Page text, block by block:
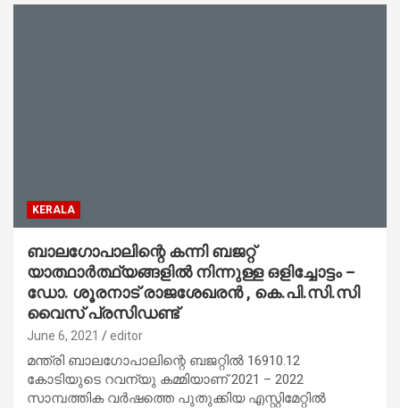
KERALA
ബാലഗോപാലിന്റെ കന്നി ബജറ്റ്
യാത്ഥാർത്ഥ്യങ്ങളിൽ നിന്നുള്ള ഒളിച്ചോട്ടം –
ഡോ. ശൂരനാട് രാജശേഖരൻ , കെ.പി.സി.സി
വൈസ് പ്രസിഡണ്ട്
June 6, 2021 editor
മന്ത്രി ബാലഗോപാലിന്റെ ബജറ്റിൽ 16910.12
കോടിയുടെ റവന്യു കമ്മിയാണ് 2021 – 2022
സാമ്പത്തിക വർഷത്തെ പുതുക്കിയ എസ്റ്റിമേറ്റിൽ